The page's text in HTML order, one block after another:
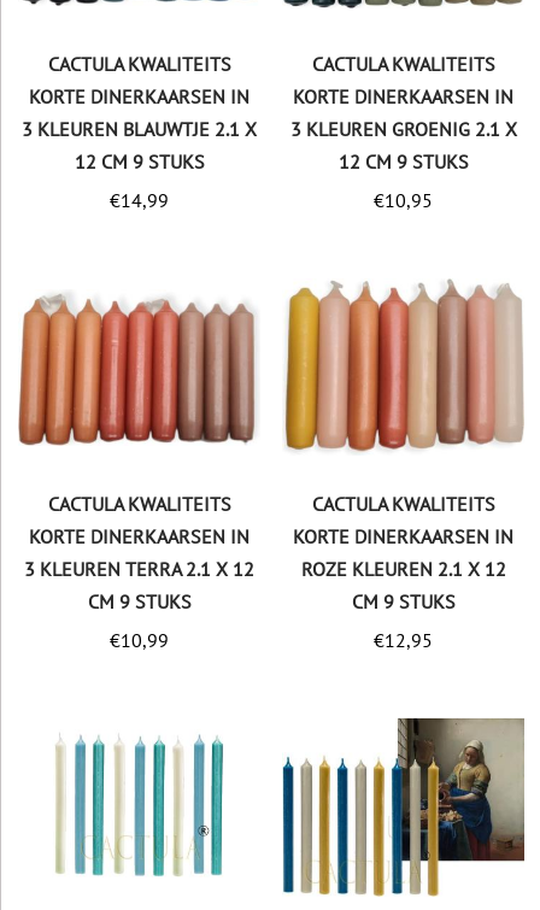
CACTULA KWALITEITS
KORTE DINERKAARSEN IN
3 KLEUREN BLAUWTJE 2.1 X
12 CM 9 STUKS
€14,99
CACTULA KWALITEITS
KORTE DINERKAARSEN IN
3 KLEUREN GROENIG 2.1 X
12 CM 9 STUKS
€10,95
CACTULA KWALITEITS
KORTE DINERKAARSEN IN
3 KLEUREN TERRA 2.1 X 12
CM 9 STUKS
€10,99
CACTULA KWALITEITS
KORTE DINERKAARSEN IN
ROZE KLEUREN 2.1 X 12
CM 9 STUKS
€12,95